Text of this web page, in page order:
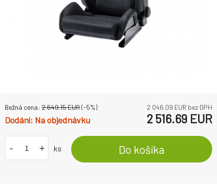
Bežná cena: 2 649.15EUR(-5%) 2 046.09 EUR bez DPH
Na objednávku 2 516.69 EUR
- + ks Do košíka